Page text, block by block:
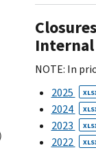
Internal
NOTE: In
2025
2024
2023
2022